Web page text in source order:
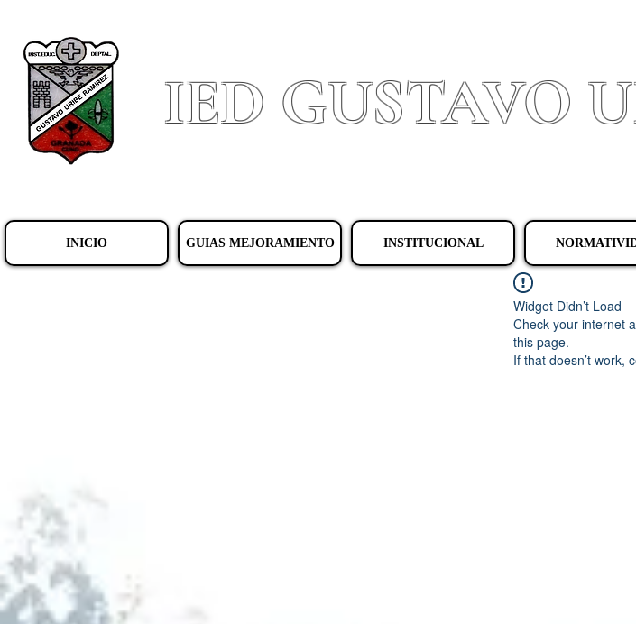
IED GUSTAVO
INICIO GUIAS MEJORAMIENTO INSTITUCIONAL
Widget Didn’t Load
Check your internet
this page.
If that doesn’t work,